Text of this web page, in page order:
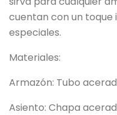
cuentan con un toque
especiales.
Materiales:
Armazón: Tubo
Asiento: Chapa